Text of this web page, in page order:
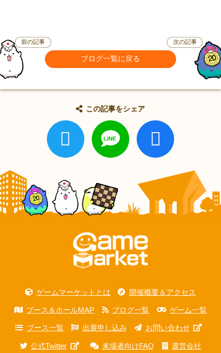
前の記事
ブログ一覧に戻る
次の記事
この記事をシェア
ゲームマーケットとは 開催概要＆アクセス
ブース＆ホールMAP ブログ一覧 ゲーム一覧
ブース一覧 出展申し込み お問い合わせ
公式Twitter 来場者向けFAQ 運営会社